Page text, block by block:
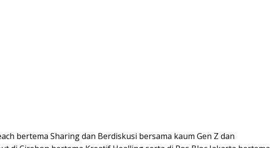
bertema Sharing dan Berdiskusi bersama kaum Gen Z dan